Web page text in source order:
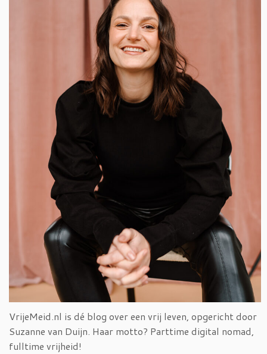
VrijeMeid.nl is dé blog over een vrij leven, opgericht door
Suzanne van Duijn. Haar motto? Parttime digital nomad,
fulltime vrijheid!